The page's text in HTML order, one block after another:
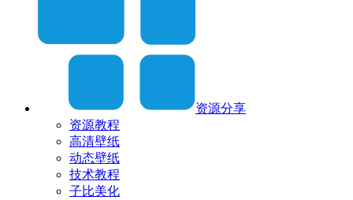
资源分享
资源教程
高清壁纸
动态壁纸
技术教程
子比美化